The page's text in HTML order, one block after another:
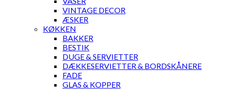
VINTAGE DECOR
ÆSKER
KØKKEN
BAKKER
BESTIK
DUGE & SERVIETTER
DÆKKESERVIETTER & BORDSKÅNERE
FADE
GLAS & KOPPER